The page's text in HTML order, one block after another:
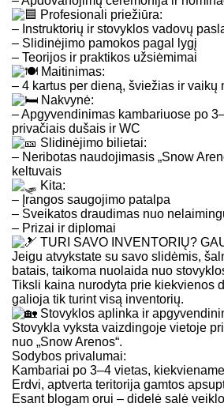
Profesionali priežiūra:
– Instruktorių ir stovyklos vadovų
– Slidinėjimo pamokos pagal lygį
– Teorijos ir praktikos užsiėmimai
Maitinimas:
– 4 kartus per dieną, šviežias ir vaikų
Nakvynė:
– Apgyvendinimas kambariuose po
privačiais dušais ir WC
Slidinėjimo bilietai:
– Neribotas naudojimasis „Snow
keltuvais
Kita:
– Įrangos saugojimo patalpa
– Sveikatos draudimas nuo
– Prizai ir diplomai
TURI SAVO INVENTORIŲ?
Jeigu atvykstate su savo slidėmis,
batais, taikoma nuolaida nuo
Tiksli kaina nurodyta prie kiekvienos
galioja tik turint visą inventorių.
Stovyklos aplinka ir
Stovykla vyksta vaizdingoje vietoje
nuo „Snow Arenos“.
Sodybos privalumai:
Kambariai po 3–4 vietas,
Erdvi, aptverta teritorija gamtos
Esant blogam orui – didelė salė